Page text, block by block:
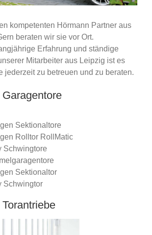
kompetenten Hörmann Partner aus
beraten wir sie vor Ort.
Erfahrung und ständige
Mitarbeiter aus Leipzig ist es
jederzeit zu betreuen und zu beraten.
Sektionaltore
Rolltor RollMatic
Schwingtore
Sektionaltor
Schwingtor